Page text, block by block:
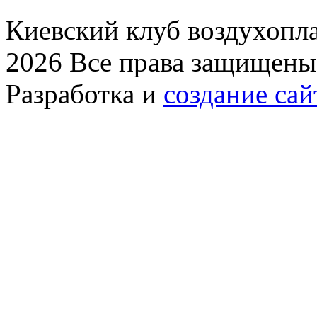
Киевский клуб
2026 Все права защищены
Разработка и создание